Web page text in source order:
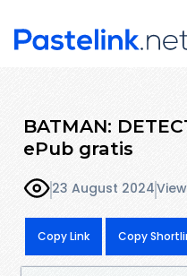
BATMAN:
ePub gratis
23 August 2024
Copy Link Copy